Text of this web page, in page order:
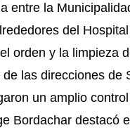
entre la
del
orden y la limpieza
las direcciones
un amplio
Bordachar destacó